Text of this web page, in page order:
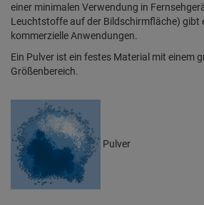
einer minimalen Verwendung in
Leuchtstoffe auf der Bildschirmfläche) gibt
kommerzielle Anwendungen.
Ein Pulver ist ein festes Material mit einem
Größenbereich.
Pulver